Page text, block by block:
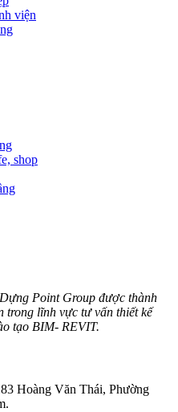
viện
shop
Point Group được thành
trong lĩnh vực tư vấn thiết kế
tạo BIM- REVIT.
Hoàng Văn Thái, Phường